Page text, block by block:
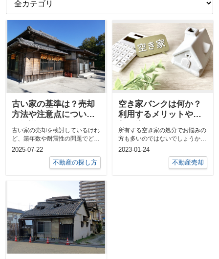
古い家の基準は？売却
方法や注意点について
古い家の売却を検討しているけれ
ど、築年数や耐震性の問題でどの
ように売却するのかなどと気にな
2025-07-22
不動産の探し方
空き家バンクは何か？
利用するメリットや売
介！
所有する空き家の処分でお悩みの
方も多いのではないでしょうか。
空き屋を放置すると劣化が早まる
2023-01-24
不動産売却